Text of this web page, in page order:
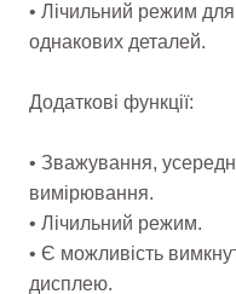
• Лічильний режим для
однакових деталей.
Додаткові функції:
• Зважування,
вимірювання.
• Лічильний режим.
• Є можливість
дисплею.